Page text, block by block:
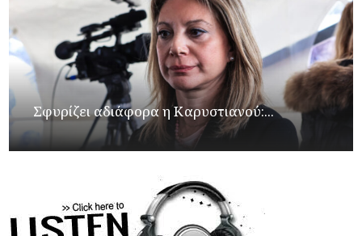
Σφυρίζει αδιάφορα η Καρυστιανού:...